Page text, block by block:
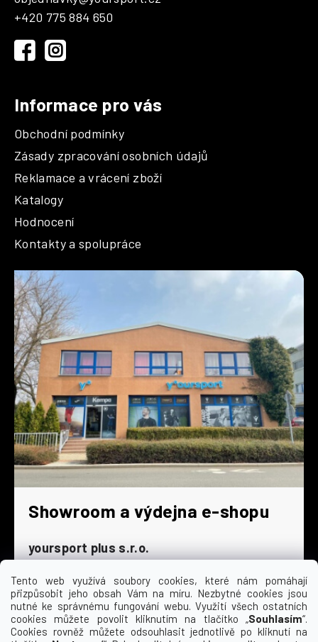
Tento web využívá soubory cookies, které nám pomáhají
přizpůsobit jeho obsah Vám na míru. Nezbytné cookies jsou
nutné ke správnému fungování webu. Využití všech ostatních
cookies můžete povolit kliknutím na tlačítko „Souhlasím“.
Cookies rovněž můžete odsouhlasit jednotlivě po kliknutí na
+420 775 884 650
Informace pro vás
Obchodní podmínky
Zásady zpracování osobních údajů
Reklamace a vrácení zboží
Katalogy
Hodnocení
Kontakty a spolupráce
Showroom a výdejna e-shopu
yoursport plus s.r.o.
Dyjská 845/4
196 00 Praha 9 - Čakovice
Po - Čt
9:00 - 16:30
Pá
9:00 - 15:30